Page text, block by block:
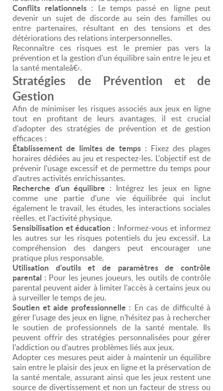
Conflits relationnels : Le temps passé en ligne peut
devenir un sujet de discorde au sein des familles ou
entre partenaires, résultant en des tensions et des
détériorations des relations interpersonnelles.
Reconnaître ces risques est le premier pas vers la
prévention et la gestion d'un équilibre sain entre le jeu et
la santé mentaleâ€‹.
Stratégies de Prévention et de
Gestion
Afin de minimiser les risques associés aux jeux en ligne
tout en profitant de leurs avantages, il est crucial
d'adopter des stratégies de prévention et de gestion
efficaces :
Établissement de limites de temps : Fixez des plages
horaires dédiées au jeu et respectez-les. L'objectif est de
prévenir l'usage excessif et de permettre du temps pour
d'autres activités enrichissantes.
Recherche d'un équilibre : Intégrez les jeux en ligne
comme une partie d'une vie équilibrée qui inclut
également le travail, les études, les interactions sociales
réelles, et l'activité physique.
Sensibilisation et éducation : Informez-vous et informez
les autres sur les risques potentiels du jeu excessif. La
compréhension des dangers peut encourager une
pratique plus responsable.
Utilisation d'outils et de paramètres de contrôle
parental : Pour les jeunes joueurs, les outils de contrôle
parental peuvent aider à limiter l'accès à certains jeux ou
à surveiller le temps de jeu.
Soutien et aide professionnelle : En cas de difficulté à
gérer l'usage des jeux en ligne, n'hésitez pas à rechercher
le soutien de professionnels de la santé mentale. Ils
peuvent offrir des stratégies personnalisées pour gérer
l'addiction ou d'autres problèmes liés aux jeux.
Adopter ces mesures peut aider à maintenir un équilibre
sain entre le plaisir des jeux en ligne et la préservation de
la santé mentale, assurant ainsi que les jeux restent une
source de divertissement et non un facteur de stress ou